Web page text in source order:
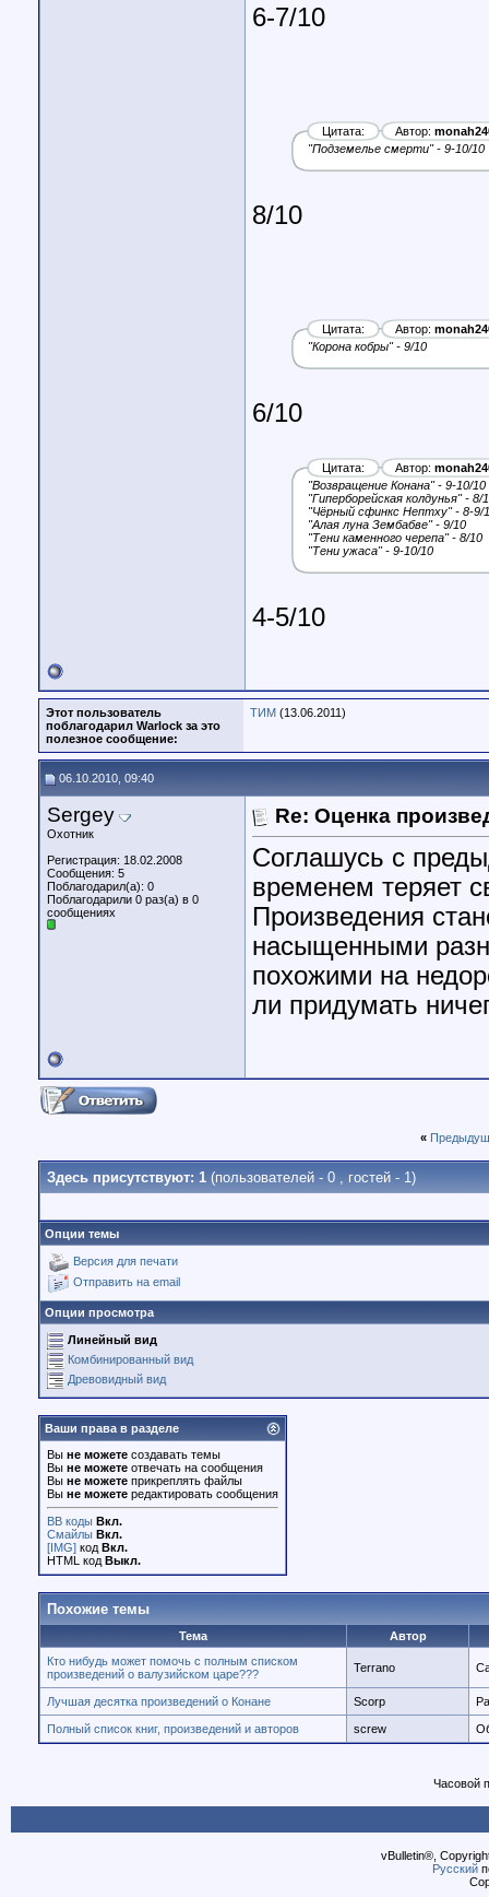
6-7/10
Цитата: Автор:
"Подземелье смерти" - 9-10/10
8/10
Цитата: Автор:
"Корона кобры" - 9/10
6/10
Цитата: Автор:
"Возвращение Конана" - 9-10/10
"Гиперборейская колдунья" - 8/
"Чёрный сфинкс Нептху" - 8-9/
"Алая луна Зембабве" - 9/10
"Тени каменного черепа" - 8/10
"Тени ужаса" - 9-10/10
4-5/10
Этот пользователь
поблагодарил Warlock за это
полезное сообщение:
ТИМ (13.06.2011)
06.10.2010, 09:40
Sergey
Охотник
Регистрация: 18.02.2008
Сообщения: 5
Поблагодарил(а): 0
Поблагодарили 0 раз(а) в 0
сообщениях
Re: Оценка
Соглашусь с
временем теряет
Произведения
насыщенными
похожими на
ли придумать
«
Здесь присутствуют: 1 (пользователей - 0 , гостей - 1)
Опции темы
Версия для печати
Отправить на email
Опции просмотра
Линейный вид
Комбинированный вид
Древовидный вид
Ваши права в разделе
Вы не можете создавать темы
Вы не можете отвечать на сообщения
Вы не можете прикреплять файлы
Вы не можете редактировать сообщения
BB коды Вкл.
Смайлы Вкл.
[IMG] код Вкл.
HTML код Выкл.
Похожие темы
Тема
Автор
Кто нибудь может помочь с полным списком
произведений о валузийском царе???
Terrano
Лучшая десятка произведений о Конане Scorp
Полный список книг, произведений и авторов screw
Часовой
vBulletin®,
Русский